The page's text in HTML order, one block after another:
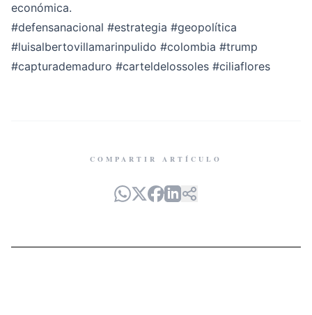
económica.
#defensanacional #estrategia #geopolítica
#luisalbertovillamarinpulido #colombia #trump
#capturademaduro #carteldelossoles #ciliaflores
COMPARTIR ARTÍCULO